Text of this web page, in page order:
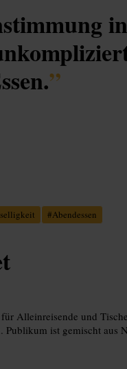
”
#Abendessen
Alleinreisende und
ist gemischt aus